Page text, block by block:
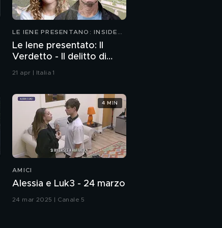
LE IENE PRESENTANO: INSIDE
Le Iene presentato: Il
Verdetto - Il delitto di
Villa Pamphili
21 apr | Italia 1
AMICI
Alessia e Luk3 - 24 marzo
24 mar 2025 | Canale 5
4 MIN